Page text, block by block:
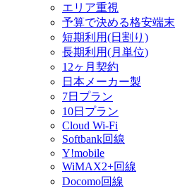
エリア重視
予算で決める格安端末
短期利用(日割り)
長期利用(月単位)
12ヶ月契約
日本メーカー製
7日プラン
10日プラン
Cloud Wi-Fi
Softbank回線
Y!mobile
WiMAX2+回線
Docomo回線